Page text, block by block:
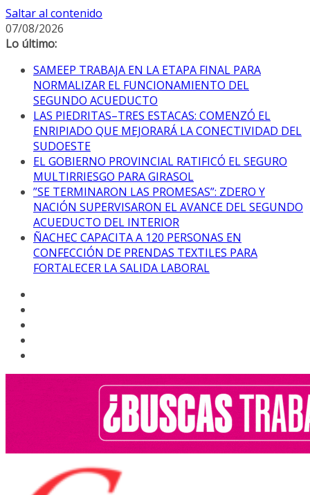
Saltar al contenido
07/08/2026
Lo último:
SAMEEP TRABAJA EN LA ETAPA FINAL PARA
NORMALIZAR EL FUNCIONAMIENTO DEL
SEGUNDO ACUEDUCTO
LAS PIEDRITAS–TRES ESTACAS: COMENZÓ EL
ENRIPIADO QUE MEJORARÁ LA CONECTIVIDAD DEL
SUDOESTE
EL GOBIERNO PROVINCIAL RATIFICÓ EL SEGURO
MULTIRRIESGO PARA GIRASOL
”SE TERMINARON LAS PROMESAS”: ZDERO Y
NACIÓN SUPERVISARON EL AVANCE DEL SEGUNDO
ACUEDUCTO DEL INTERIOR
ÑACHEC CAPACITA A 120 PERSONAS EN
CONFECCIÓN DE PRENDAS TEXTILES PARA
FORTALECER LA SALIDA LABORAL